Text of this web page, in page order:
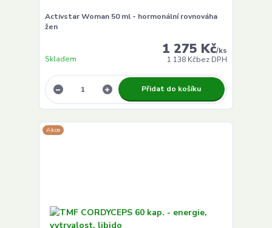
Activstar Woman 50 ml - hormonální rovnováha
žen
1 275 Kč/ks
1 138 Kčbez DPH
Skladem
Přidat do košíku
Akce